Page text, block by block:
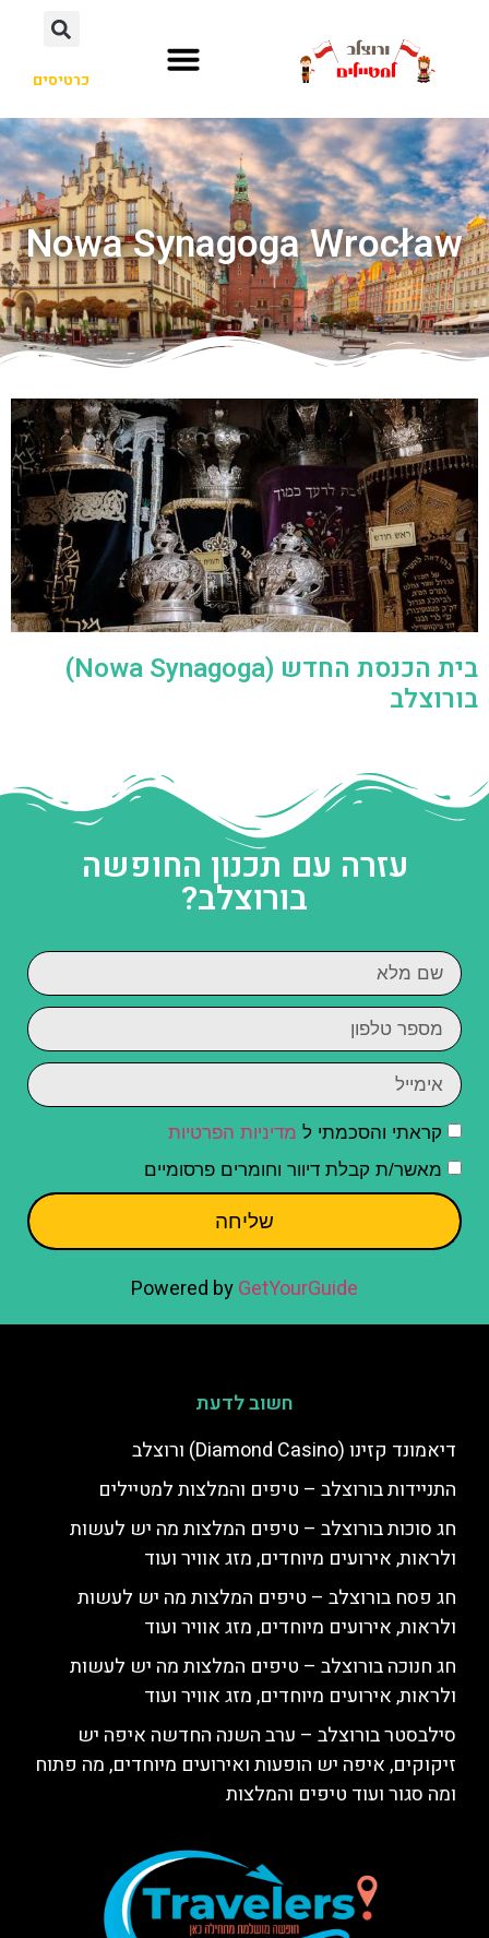
כרטיסים
Nowa Synagoga Wrocław
בית הכנסת החדש (Nowa Synagoga)
בורוצלב
עזרה עם תכנון החופשה
בורוצלב?
קראתי והסכמתי ל מדיניות הפרטיות
מאשר/ת קבלת דיוור וחומרים פרסומיים
שליחה
Powered byGetYourGuide
חשוב לדעת
דיאמונד קזינו (Diamond Casino) ורוצלב
התניידות בורוצלב – טיפים והמלצות למטיילים
חג סוכות בורוצלב – טיפים המלצות מה יש לעשות
ולראות, אירועים מיוחדים, מזג אוויר ועוד
חג פסח בורוצלב – טיפים המלצות מה יש לעשות
ולראות, אירועים מיוחדים, מזג אוויר ועוד
חג חנוכה בורוצלב – טיפים המלצות מה יש לעשות
ולראות, אירועים מיוחדים, מזג אוויר ועוד
סילבסטר בורוצלב – ערב השנה החדשה איפה יש
זיקוקים, איפה יש הופעות ואירועים מיוחדים, מה פתוח
ומה סגור ועוד טיפים והמלצות